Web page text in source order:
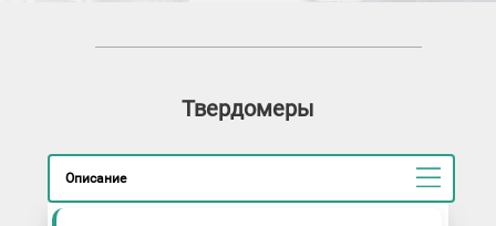
Твердомеры
Описание